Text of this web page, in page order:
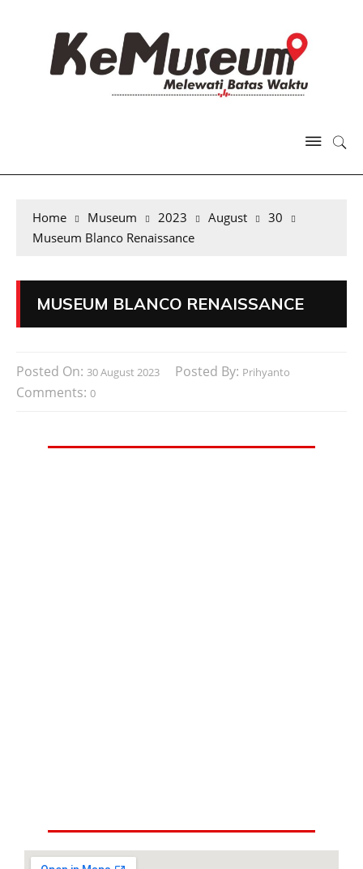
Home Museum 2023 August
30
Museum Blanco Renaissance
MUSEUM BLANCO RENAISSANCE
Posted On: 30 August 2023 Posted By: Prihyanto
Comments: 0